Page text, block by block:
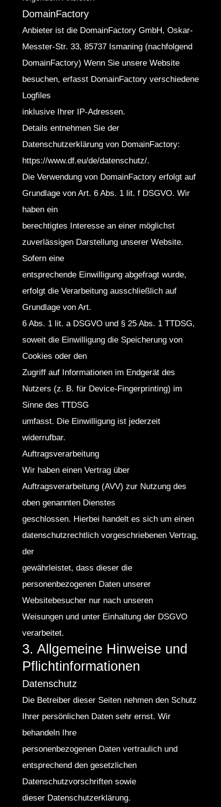
DomainFactory
Anbieter ist die DomainFactory GmbH, Oskar-
Messter-Str. 33, 85737 Ismaning (nachfolgend
DomainFactory) Wenn Sie unsere Website
besuchen, erfasst DomainFactory verschiedene
Logfiles
inklusive Ihrer IP-Adressen.
Details entnehmen Sie der
Datenschutzerklärung von DomainFactory:
https://www.df.eu/de/datenschutz/.
Die Verwendung von DomainFactory erfolgt auf
Grundlage von Art. 6 Abs. 1 lit. f DSGVO. Wir
haben ein
berechtigtes Interesse an einer möglichst
zuverlässigen Darstellung unserer Website.
Sofern eine
entsprechende Einwilligung abgefragt wurde,
erfolgt die Verarbeitung ausschließlich auf
Grundlage von Art.
6 Abs. 1 lit. a DSGVO und § 25 Abs. 1 TTDSG,
soweit die Einwilligung die Speicherung von
Cookies oder den
Zugriff auf Informationen im Endgerät des
Nutzers (z. B. für Device-Fingerprinting) im
Sinne des TTDSG
umfasst. Die Einwilligung ist jederzeit
widerrufbar.
Auftragsverarbeitung
Wir haben einen Vertrag über
Auftragsverarbeitung (AVV) zur Nutzung des
oben genannten Dienstes
geschlossen. Hierbei handelt es sich um einen
datenschutzrechtlich vorgeschriebenen Vertrag,
der
gewährleistet, dass dieser die
personenbezogenen Daten unserer
Websitebesucher nur nach unseren
Weisungen und unter Einhaltung der DSGVO
verarbeitet.
3. Allgemeine Hinweise und
Pflichtinformationen
Datenschutz
Die Betreiber dieser Seiten nehmen den Schutz
Ihrer persönlichen Daten sehr ernst. Wir
behandeln Ihre
personenbezogenen Daten vertraulich und
entsprechend den gesetzlichen
Datenschutzvorschriften sowie
dieser Datenschutzerklärung.